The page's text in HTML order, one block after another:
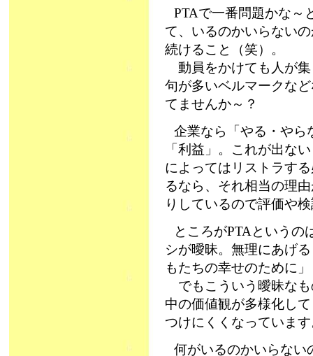
PTAで一番問題かな
て、いるのかいらない
続けること（笑）。
動員をかけても人が集
句が多いベルマークな
てませんか～？
企業なら「やる・やら
「利益」。これが出な
によってはリストラす
るなら、それ相当の理
りしているので評価や
ところがPTAというの
シが曖昧。無理にあげ
もたちの幸せのために
でもこういう曖昧なも
中の価値観が多様化し
つけにくくなっていま
何がいるのかいらな